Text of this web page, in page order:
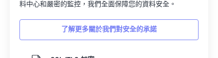
料中心和嚴密的監控，我們全面保障您的資料安全。
了解更多關於我們對安全的承諾